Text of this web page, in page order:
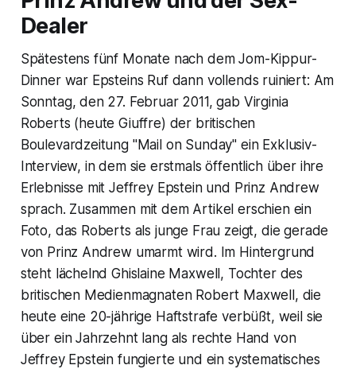
Dealer
Spätestens fünf Monate nach dem Jom-Kippur-
Dinner war Epsteins Ruf dann vollends ruiniert: Am
Sonntag, den 27. Februar 2011, gab Virginia
Roberts (heute Giuffre) der britischen
Boulevardzeitung "Mail on Sunday" ein Exklusiv-
Interview, in dem sie erstmals öffentlich über ihre
Erlebnisse mit Jeffrey Epstein und Prinz Andrew
sprach. Zusammen mit dem Artikel erschien ein
Foto, das Roberts als junge Frau zeigt, die gerade
von Prinz Andrew umarmt wird. Im Hintergrund
steht lächelnd Ghislaine Maxwell, Tochter des
britischen Medienmagnaten Robert Maxwell, die
heute eine 20-jährige Haftstrafe verbüßt, weil sie
über ein Jahrzehnt lang als rechte Hand von
Jeffrey Epstein fungierte und ein systematisches